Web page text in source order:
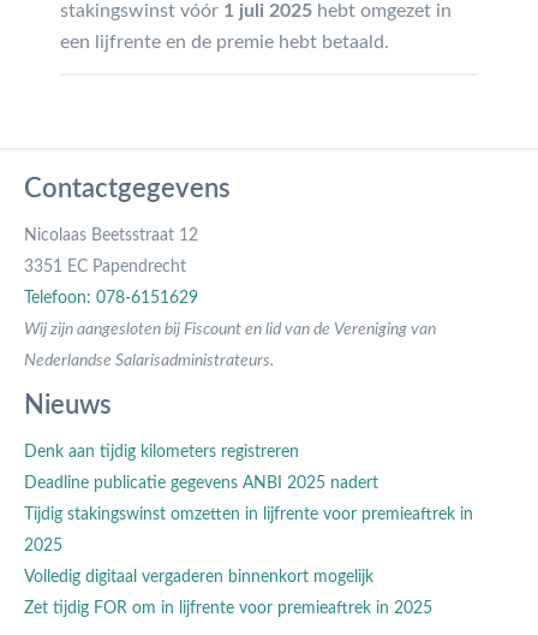
stakingswinst vóór 1 juli 2025 hebt omgezet in
een lijfrente en de premie hebt betaald.
Contactgegevens
Nicolaas Beetsstraat 12
3351 EC Papendrecht
Telefoon: 078-6151629
Wij zijn aangesloten bij Fiscount en lid van de Vereniging van
Nederlandse Salarisadministrateurs.
Nieuws
Denk aan tijdig kilometers registreren
Deadline publicatie gegevens ANBI 2025 nadert
Tijdig stakingswinst omzetten in lijfrente voor premieaftrek in
2025
Volledig digitaal vergaderen binnenkort mogelijk
Zet tijdig FOR om in lijfrente voor premieaftrek in 2025